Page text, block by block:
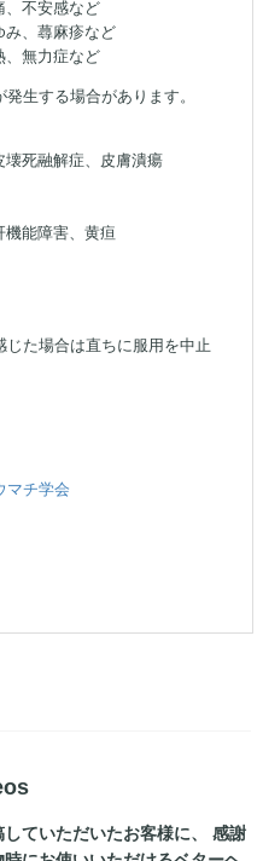
、不安感など
、蕁麻疹など
、無力症など
生する場合があります。
死融解症、皮膚潰瘍
能障害、黄疸
た場合は直ちに服用を中止
マチ学会
ていただいたお客様に、 感謝